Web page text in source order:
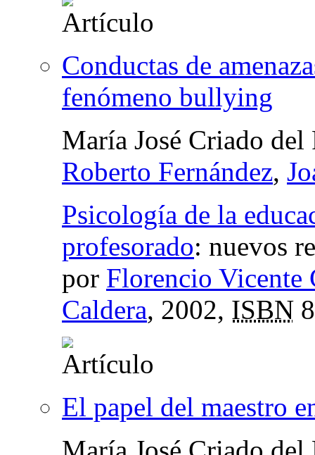
Conductas de
fenómeno bullying
María José Criado
Roberto Fernández,
Psicología de la
profesorado: nuevos
por Florencio Vicente
Caldera, 2002, ISBN
El papel del maestro